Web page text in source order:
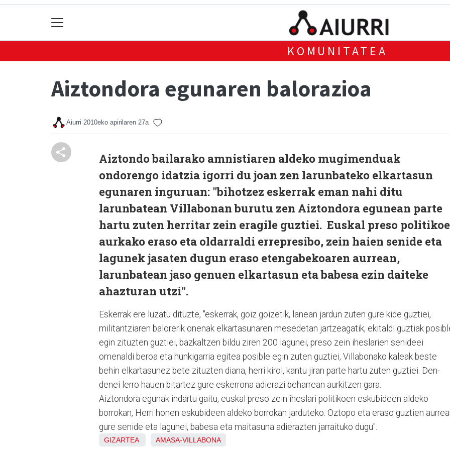
KOMUNITATEA
Aiztondora egunaren balorazioa
Aiurri 2010eko apirilaren 27a
Aiztondo bailarako amnistiaren aldeko mugimenduak
ondorengo idatzia igorri du joan zen larunbateko elkartasun
egunaren inguruan: "bihotzez eskerrak eman nahi ditu
larunbatean Villabonan burutu zen Aiztondora egunean parte
hartu zuten herritar zein eragile guztiei. Euskal preso
aurkako eraso eta oldarraldi errepresibo, zein haien senide eta
lagunek jasaten dugun eraso etengabekoaren aurrean,
larunbatean jaso genuen elkartasun eta babesa ezin daiteke
ahazturan utzi".
Eskerrak ere luzatu dituzte, "eskerrak, goiz goizetik, lanean jardun zuten gure kide guztiei,
militantziaren balorerik onenak elkartasunaren mesedetan jartzeagatik, ekitaldi guztiak
egin zituzten guztiei, bazkaltzen bildu ziren 200 lagunei, preso zein iheslarien senideei
omenaldi beroa eta hunkigarria egitea posible egin zuten guztiei, Villabonako kaleak beste
behin elkartasunez bete zituzten diana, herri kirol, kantu jiran parte hartu zuten guztiei. Den-
denei lerro hauen bitartez gure eskerrona adierazi beharrean aurkitzen gara.
Aiztondora egunak indartu gaitu, euskal preso zein iheslari politikoen eskubideen aldeko
borrokan, Herri honen eskubideen aldeko borrokan jarduteko. Oztopo eta eraso guztien
gure senide eta lagunei, babesa eta maitasuna adierazten jarraituko dugu".
GIZARTEA AMASA-VILLABONA